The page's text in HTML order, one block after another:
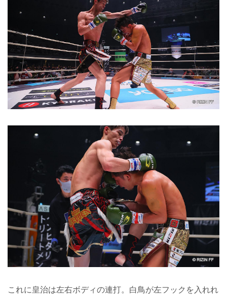
これに皇治は左右ボディの連打。白鳥が左フックを入れれ